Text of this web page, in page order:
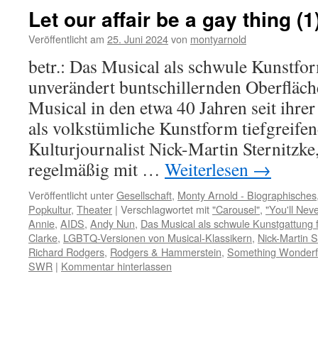
Let our affair be a gay thing
Veröffentlicht am 25. Juni 2024von montyarnold
betr.: Das Musical als schwule
unverändert buntschillernden
Musical in den etwa 40 Jahren seit
als volkstümliche Kunstform
Kulturjournalist Nick-Martin
regelmäßig mit … Weiterlesen →
Veröffentlicht unterGesellschaft, Monty Arnold - Biographisches
Popkultur, Theater | Verschlagwortet mit"Carousel", "You'll
Annie, AIDS, Andy Nun, Das Musical als schwule Kunstgattung
Clarke, LGBTQ-Versionen von Musical-Klassikern, Nick-Martin
Richard Rodgers, Rodgers & Hammerstein, Something
SWR | Kommentar hinterlassen